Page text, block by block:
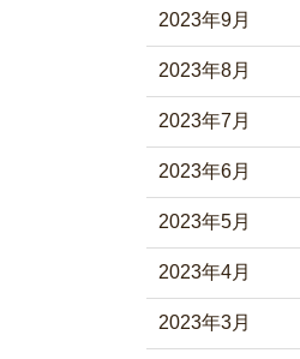
2023年9月
2023年8月
2023年7月
2023年6月
2023年5月
2023年4月
2023年3月